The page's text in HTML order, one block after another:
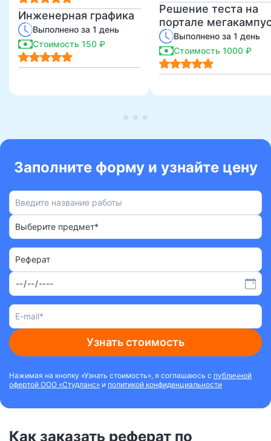
Инженерная графика
Выполнено за 1 день
Стоимость 150 ₽
Решение теста на
портале
Выполнено за 1 день
Стоимость 1000 ₽
Заполните форму и узнайте цену
Выберите предмет*
Реферат
Узнать стоимость
Нажимая на кнопку «Узнать стоимость», я соглашаюсь с публичной
офертой ООО «Студланс» и политикой конфиденциальности
Как заказать реферат по